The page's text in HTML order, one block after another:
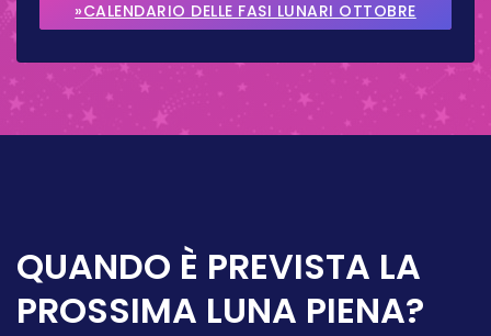
»CALENDARIO DELLE FASI LUNARI OTTOBRE
QUANDO È PREVISTA LA
PROSSIMA LUNA PIENA?